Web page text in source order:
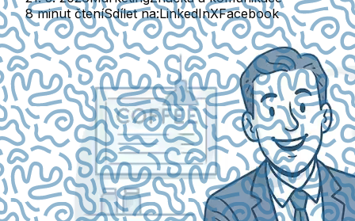
8 minut čteníSdílet na:LinkedInXFacebook